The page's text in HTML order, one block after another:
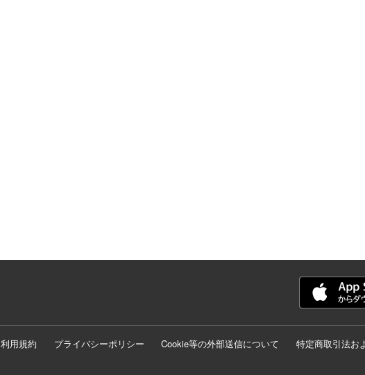
利用規約 プライバシーポリシー Cookie等の外部送信について
特定商取引法お